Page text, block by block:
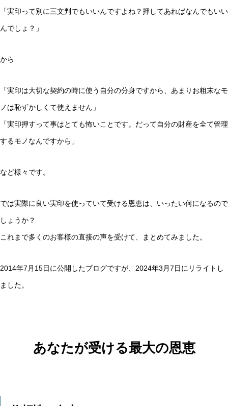
「実印って別に三文判でもいいんですよね？押してあればなんでもいい
んでしょ？」
から
「実印は大切な契約の時に使う自分の分身ですから、あまりお粗末なモ
ノは恥ずかしくて使えません」
「実印押すって事はとても怖いことです。だって自分の財産を全て管理
するモノなんですから」
など様々です。
では実際に良い実印を使っていて受ける恩恵は、いったい何になるので
しょうか？
これまで多くのお客様の直接の声を受けて、まとめてみました。
2014年7月15日に公開したブログですが、2024年3月7日にリライトし
ました。
あなたが受ける最大の恩恵